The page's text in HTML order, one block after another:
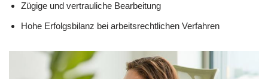
Zügige und vertrauliche Bearbeitung
Hohe Erfolgsbilanz bei arbeitsrechtlichen Verfahren